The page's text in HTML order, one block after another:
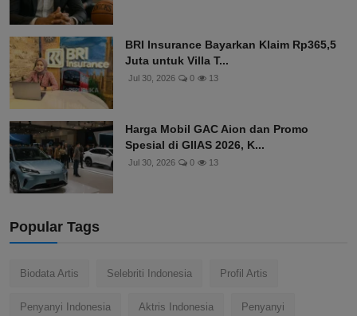
BRI Insurance Bayarkan Klaim Rp365,5
Juta untuk Villa T...
Jul 30, 2026 0 13
Harga Mobil GAC Aion dan Promo
Spesial di GIIAS 2026, K...
Jul 30, 2026 0 13
Popular Tags
Biodata Artis Selebriti Indonesia Profil Artis
Penyanyi Indonesia Aktris Indonesia Penyanyi